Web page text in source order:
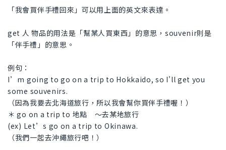
「我會買伴手禮回來」可以用上面的英文來表達。
get 人 物品的用法是「幫某人買東西」的意思，souvenir則是
「伴手禮」的意思。
例句：
I’m going to go on a trip to Hokkaido, so I'll get you
some souvenirs.
（因為我要去北海道旅行，所以我會幫你買伴手禮喔！）
＊ go on a trip to 地點 ～去某地旅行
(ex) Let’s go on a trip to Okinawa.
（我們一起去沖繩旅行吧！）